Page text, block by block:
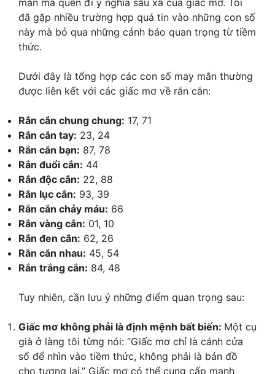
đã gặp nhiều trường hợp quá tin vào những con số
này mà bỏ qua những cảnh báo quan trọng từ tiềm
thức.
Dưới đây là tổng hợp các con số may mắn thường
được liên kết với các giấc mơ về rắn cắn:
Rắn cắn chung chung: 17, 71
Rắn cắn tay: 23, 24
Rắn cắn bạn: 87, 78
Rắn đuổi cắn: 44
Rắn độc cắn: 22, 88
Rắn lục cắn: 93, 39
Rắn cắn chảy máu: 66
Rắn vàng cắn: 01, 10
Rắn đen cắn: 62, 26
Rắn cắn nhau: 45, 54
Rắn trắng cắn: 84, 48
Tuy nhiên, cần lưu ý những điểm quan trọng sau:
Giấc mơ không phải là định mệnh bất biến: Một cụ
già ở làng tôi từng nói: “Giấc mơ chỉ là cánh cửa
sổ để nhìn vào tiềm thức, không phải là bản đồ
cho tương lai.” Giấc mơ có thể cung cấp manh